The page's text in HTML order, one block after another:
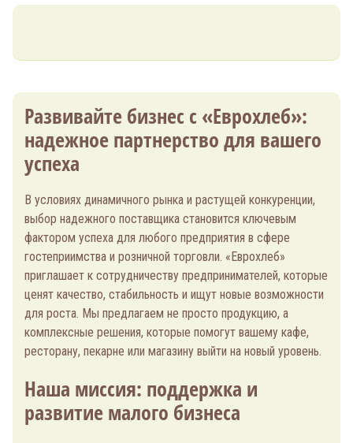
Развивайте бизнес с «Еврохлеб»:
надежное партнерство для вашего
успеха
В условиях динамичного рынка и растущей конкуренции,
выбор надежного поставщика становится ключевым
фактором успеха для любого предприятия в сфере
гостеприимства и розничной торговли. «Еврохлеб»
приглашает к сотрудничеству предпринимателей, которые
ценят качество, стабильность и ищут новые возможности
для роста. Мы предлагаем не просто продукцию, а
комплексные решения, которые помогут вашему кафе,
ресторану, пекарне или магазину выйти на новый уровень.
Наша миссия: поддержка и
развитие малого бизнеса